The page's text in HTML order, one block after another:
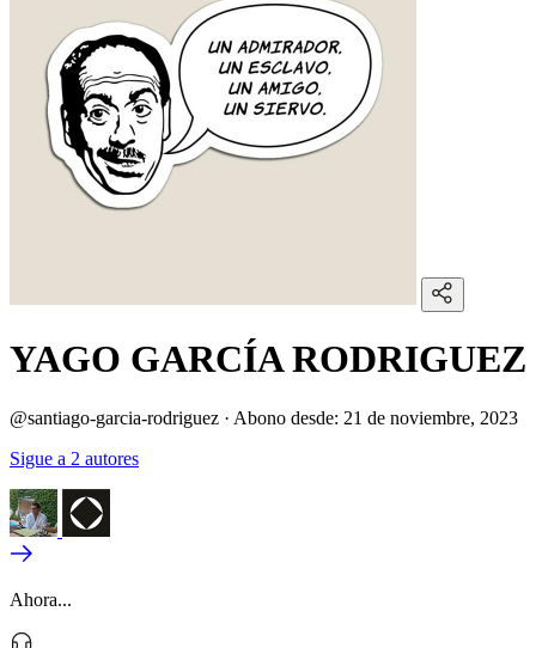
YAGO GARCÍA RODRIGUEZ
@santiago-garcia-rodriguez · Abono desde: 21 de noviembre, 2023
Sigue a 2 autores
Ahora...